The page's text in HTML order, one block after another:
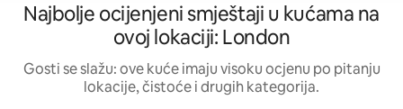
Najbolje ocijenjeni smještaji u kućama na
ovoj lokaciji: London
Gosti se slažu: ove kuće imaju visoku ocjenu po pitanju
lokacije, čistoće i drugih kategorija.